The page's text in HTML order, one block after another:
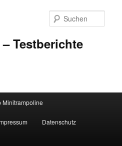
Testberichte
Minitrampoline
Datenschutz